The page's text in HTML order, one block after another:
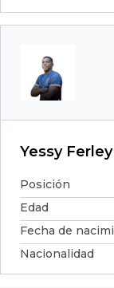
Yessy
Posición
Edad
Fecha de
Nacionalidad